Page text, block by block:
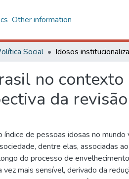
Other information
Social
no
da
índice de pessoas idosas no mundo
dentre elas, associadas
do processo de
vez mais sensível, derivado da